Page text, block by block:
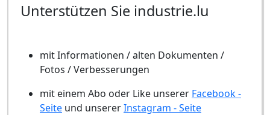
Unterstützen Sie industrie.lu
mit Informationen / alten Dokumenten /
Fotos / Verbesserungen
mit einem Abo oder Like unserer Facebook -
Seite und unsererInstagram - Seite